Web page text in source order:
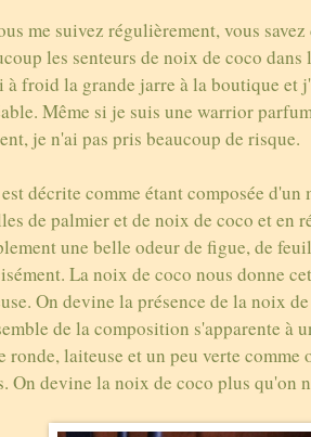
me suivez régulièrement, vous
les senteurs de noix de coco dans
à froid la grande jarre à la boutique et
Même si je suis une warrior
je n'ai pas pris beaucoup de risque.
décrite comme étant composée d'un
de palmier et de noix de coco et en
une belle odeur de figue, de
La noix de coco nous donne
On devine la présence de la noix
de la composition s'apparente à
ronde, laiteuse et un peu verte comme
On devine la noix de coco plus qu'on